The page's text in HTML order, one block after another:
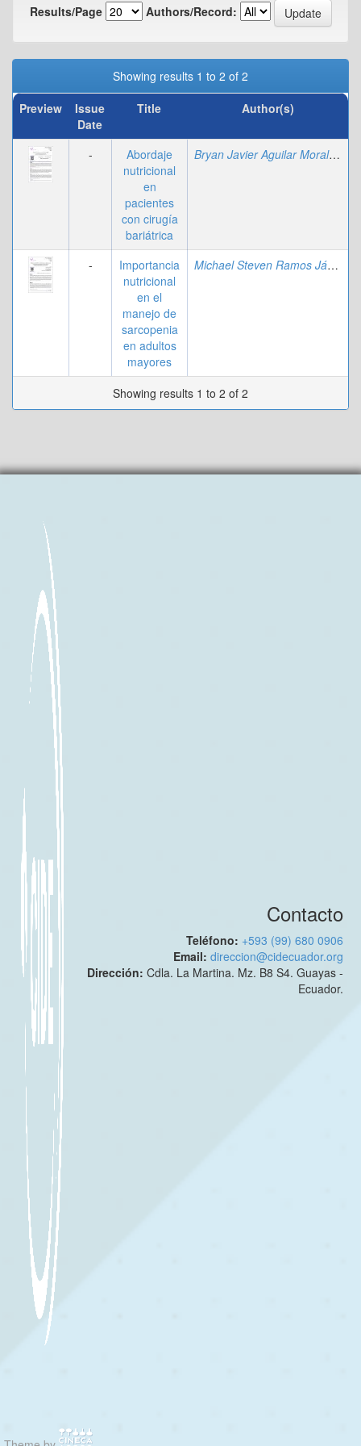
Results/Page
Authors/Record:
Showing results 1 to 2 of 2
Preview
Issue
Date
Title Author(s)
-
Abordaje
nutricional
en
pacientes
con cirugía
bariátrica
Bryan Javier Aguilar Morales
-
Importancia
nutricional
en el
manejo de
sarcopenia
en adultos
mayores
Michael Steven Ramos Jácome
Showing results 1 to 2 of 2
Contacto
Teléfono: +593 (99) 680 0906
Email:direccion@cidecuador.org
Dirección:Cdla. La Martina. Mz. B8 S4. Guayas -
Ecuador.